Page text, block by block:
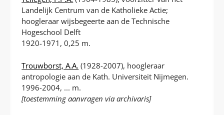
Landelijk Centrum van de Katholieke Actie;
hoogleraar wijsbegeerte aan de Technische
Hogeschool Delft
1920-1971, 0,25 m.
Trouwborst, A.A. (1928-2007), hoogleraar
antropologie aan de Kath. Universiteit Nijmegen.
1996-2004, ... m.
[toestemming aanvragen via archivaris]